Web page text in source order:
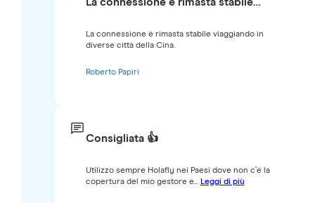
La connessione è rimasta stabile viaggiando in
diverse città della Cina.
Roberto Papiri
Consigliata 👍
Utilizzo sempre Holafly nei Paesi dove non c’è la
copertura del mio gestore e... Leggi di più